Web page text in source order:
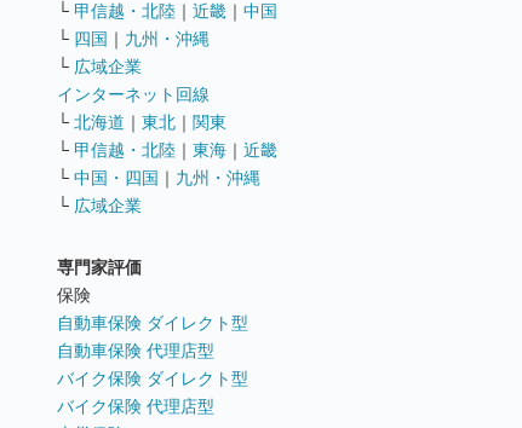
└ 甲信越・北陸 ｜ 近畿 ｜ 中国
└ 四国 ｜ 九州・沖縄
└ 広域企業
インターネット回線
└ 北海道 ｜ 東北 ｜ 関東
└ 甲信越・北陸 ｜ 東海 ｜ 近畿
└ 中国・四国 ｜ 九州・沖縄
└ 広域企業
専門家評価
保険
自動車保険 ダイレクト型
自動車保険 代理店型
バイク保険 ダイレクト型
バイク保険 代理店型